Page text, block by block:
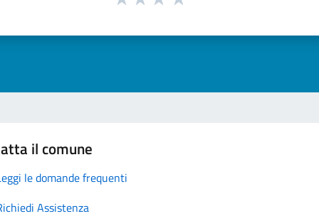
il comune
le domande frequenti
Assistenza